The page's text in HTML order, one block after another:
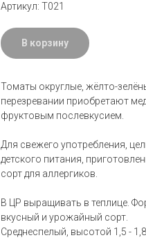
Артикул: Т021
В корзину
Томаты округлые, жёлто-
перезревании приобретают
фруктовым послевкусием.
Для свежего употребления,
детского питания,
сорт для аллергиков.
В ЦР выращивать в теплице.
вкусный и урожайный сорт.
Среднеспелый, высотой 1,5 -